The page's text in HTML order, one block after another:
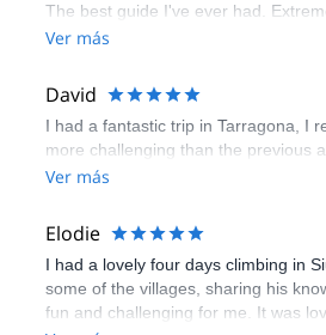
The best guide I've ever had.
Ver más
David
I had a fantastic trip in Tarragona, I
more challenging than the previous
Ver más
Elodie
I had a lovely four days climbing in
some of the villages, sharing his
fun and challenging for me. It was